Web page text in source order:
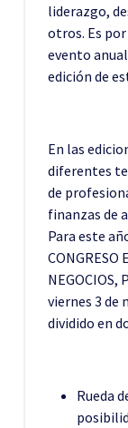
liderazgo,
otros. Es
evento
edición de
En las
diferentes
de
finanzas de
Para este
CONGRESO
NEGOCIOS,
viernes 3 de
dividido en
Rueda